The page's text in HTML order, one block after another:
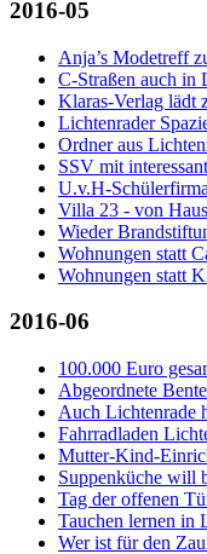
2016-05
Anja’s Modetreff
C-Straßen auch in
Klaras-Verlag lädt
Lichtenrader
Ordner aus
SSV mit
U.v.H-
Villa 23 - von
Wieder
Wohnungen statt
Wohnungen statt
2016-06
100.000 Euro
Abgeordnete
Auch Lichtenrade
Fahrradladen
Mutter-Kind-
Suppenküche will
Tag der offenen
Tauchen lernen in
Wer ist für den